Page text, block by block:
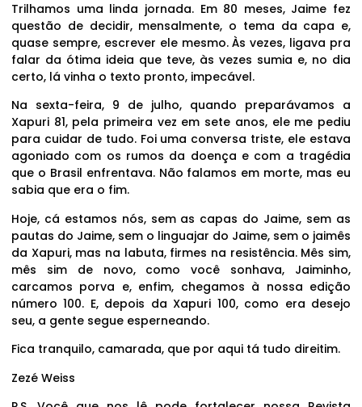
Trilhamos uma linda jornada. Em 80 meses, Jaime fez
questão de decidir, mensalmente, o tema da capa e,
quase sempre, escrever ele mesmo. Às vezes, ligava pra
falar da ótima ideia que teve, às vezes sumia e, no dia
certo, lá vinha o texto pronto, impecável.
Na sexta-feira, 9 de julho, quando preparávamos a
Xapuri 81, pela primeira vez em sete anos, ele me pediu
para cuidar de tudo. Foi uma conversa triste, ele estava
agoniado com os rumos da doença e com a tragédia
que o Brasil enfrentava. Não falamos em morte, mas eu
sabia que era o fim.
Hoje, cá estamos nós, sem as capas do Jaime, sem as
pautas do Jaime, sem o linguajar do Jaime, sem o jaimês
da Xapuri, mas na labuta, firmes na resistência. Mês sim,
mês sim de novo, como você sonhava, Jaiminho,
carcamos porva e, enfim, chegamos à nossa edição
número 100. E, depois da Xapuri 100, como era desejo
seu, a gente segue esperneando.
Fica tranquilo, camarada, que por aqui tá tudo direitim.
Zezé Weiss